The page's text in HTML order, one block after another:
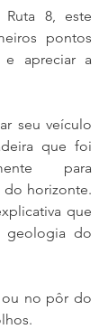
8, este
pontos
apreciar a
seu veículo
que foi
para
do horizonte.
que
geologia do
ou no pôr do